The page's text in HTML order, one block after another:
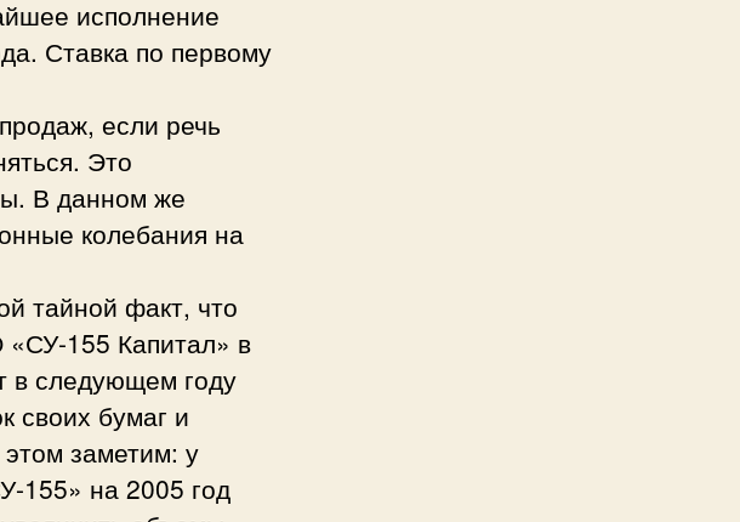
исполнение
Ставка по первому
если речь
Это
В данном же
колебания на
тайной факт, что
155 Капитал» в
в следующем году
своих бумаг и
заметим: у
155» на 2005 год